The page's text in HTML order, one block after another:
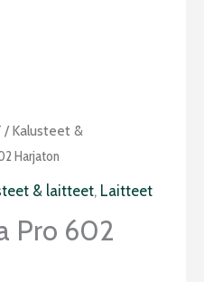
/ Kalusteet &
Harjaton
& laitteet, Laitteet
Pro 602